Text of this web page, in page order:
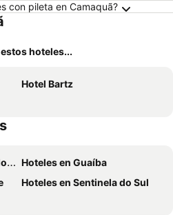
con pileta en Camaquã?
hoteles...
Hotel Bartz
Hoteles en Guaíba
Hoteles en Sentinela do Sul